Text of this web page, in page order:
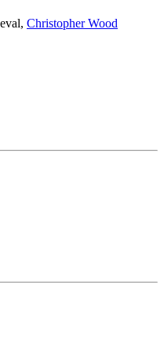
, Christopher Wood